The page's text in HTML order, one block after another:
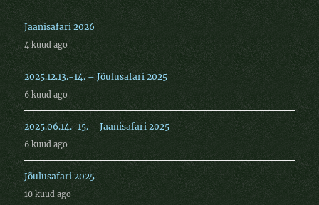
Jaanisafari 2026
4 kuud ago
2025.12.13.-14. – Jõulusafari 2025
6 kuud ago
2025.06.14.-15. – Jaanisafari 2025
6 kuud ago
Jõulusafari 2025
10 kuud ago